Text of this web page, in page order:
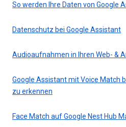
So werden Ihre Daten von Google
Datenschutz bei Google Assistant
Audioaufnahmen in Ihren Web- &
Google Assistant mit Voice Match
zu erkennen
Face Match auf Google Nest Hub